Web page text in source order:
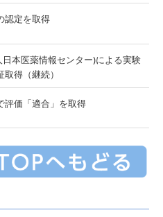
定を取得
本医薬情報センター)による実験
得（継続）
評価「適合」を取得